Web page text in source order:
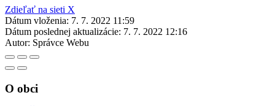
Zdieľať na sieti X
Dátum vloženia: 7. 7. 2022 11:59
Dátum poslednej aktualizácie: 7. 7. 2022 12:16
Autor: Správce Webu
O obci